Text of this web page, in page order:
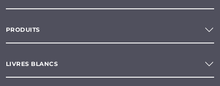
PRODUITS
LIVRES BLANCS